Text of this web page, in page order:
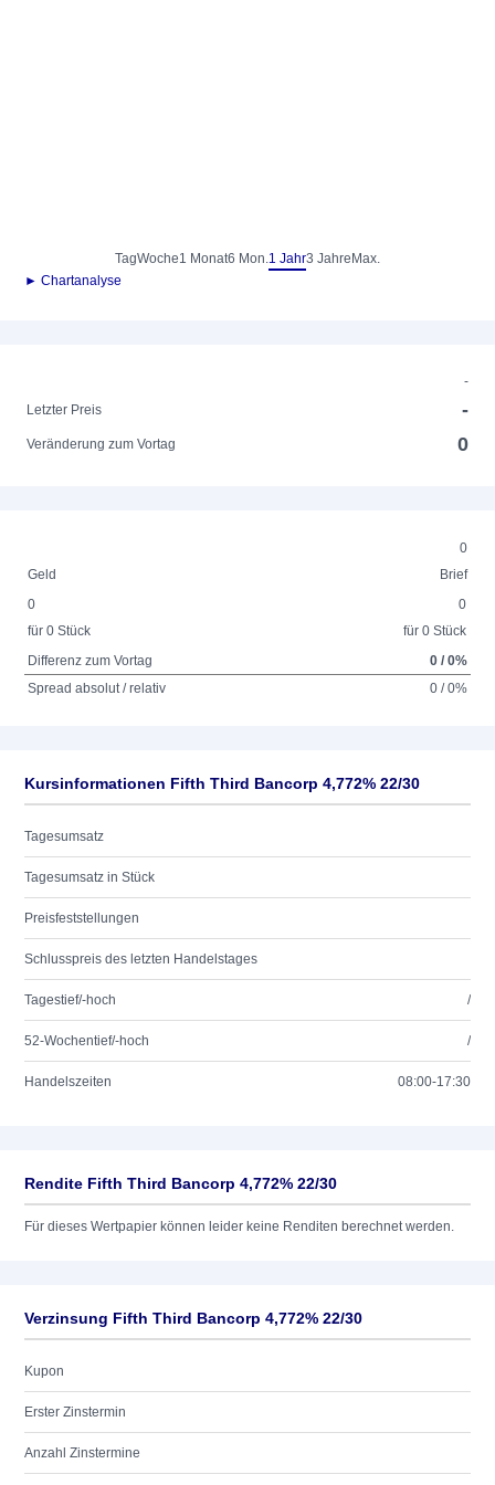
TagWoche1 Monat6 Mon.1 Jahr3 Jahre Max.
► Chartanalyse
-
Letzter Preis
-
Veränderung zum Vortag 0
0
Geld
Brief
0
für 0 Stück
0
für 0 Stück
Differenz zum Vortag
0 / 0%
Spread absolut / relativ
0 / 0%
Kursinformationen Fifth Third Bancorp 4,772% 22/30
Tagesumsatz
Tagesumsatz in Stück
Preisfeststellungen
Schlusspreis des letzten Handelstages
Tagestief/-hoch /
52-Wochentief/-hoch /
Handelszeiten 08:00-17:30
Rendite Fifth Third Bancorp 4,772% 22/30
Für dieses Wertpapier können leider keine Renditen berechnet werden.
Verzinsung Fifth Third Bancorp 4,772% 22/30
Kupon
Erster Zinstermin
Anzahl Zinstermine